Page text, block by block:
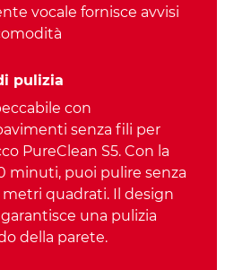
vocale fornisce avvisi
pulizia
con
senza fili per
PureClean S5. Con la
minuti, puoi pulire senza
metri quadrati. Il design
una pulizia
della parete.